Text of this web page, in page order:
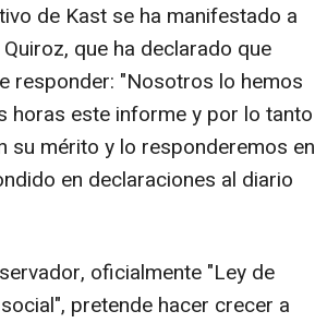
de Kast se ha manifestado a
que ha declarado que
responder: "Nosotros lo hemos
horas este informe y por lo tanto
su mérito y lo responderemos en
en declaraciones al diario
oficialmente "Ley de
pretende hacer crecer a